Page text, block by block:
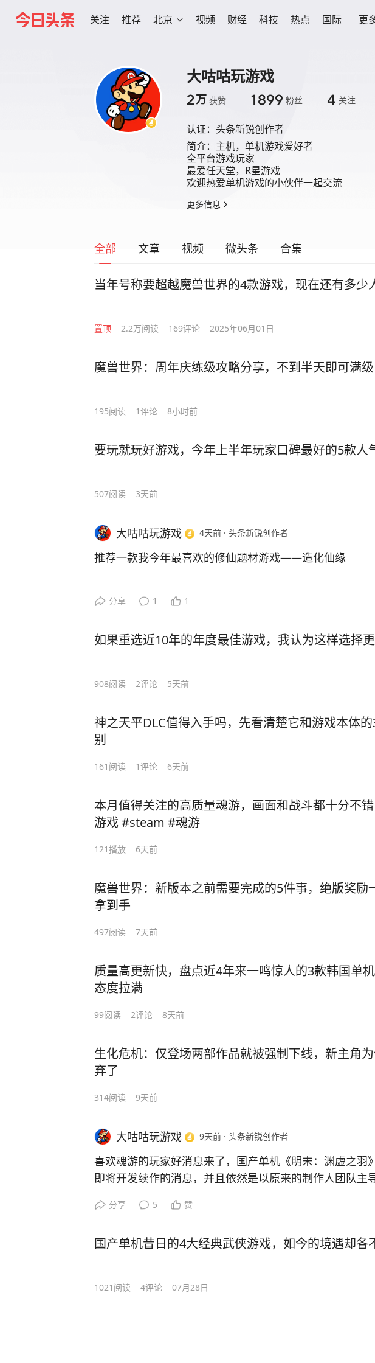
关注 推荐 北京 视频 财经 科技 热点 国际 更
大咕咕玩游戏
2万 获赞 1899 粉丝 4 关注
认证： 头条新锐创作者
简介： 主机，单机游戏爱好者
全平台游戏玩家
最爱任天堂，R星游戏
欢迎热爱单机游戏的小伙伴一起交流
更多信息
全部 文章 视频 微头条 合集
当年号称要超越魔兽世界的4款游戏，现在还有多少
置顶 2.2万阅读 169评论 2025年06月01日
魔兽世界：周年庆练级攻略分享，不到半天即可满级
195阅读 1评论 8小时前
要玩就玩好游戏，今年上半年玩家口碑最好的5款人
507阅读 3天前
大咕咕玩游戏 4天前 · 头条新锐创作者
推荐一款我今年最喜欢的修仙题材游戏——造化仙缘
单，功法搭配也浅显易懂，地图探索类似于半开放世界，
备的功法数量取决于自身丹田的大小，丹田类似于别的游
剧情也是我玩过的修仙题材游戏里最对我胃口的，有早期
的味道，虽然说没有高质量的剧情对白啥的，但是对于喜
目前游戏只有EA版本，3条主线分支只做完了一条，另外
官方发的更新计划可能还得等半年到1年，不过目前完成的
足够玩上20~30小时了，还是相当值得入手的。
分享 1 1
如果重选近10年的年度最佳游戏，我认为这样选择
908阅读 2评论 5天前
神之天平DLC值得入手吗，先看清楚它和游戏本体
别
161 阅读 1评论 6天前
本月值得关注的高质量魂游，画面和战斗都十分不
游戏 #steam #魂游
121播放 6天前
魔兽世界：新版本之前需要完成的5件事，绝版奖励
拿到手
497阅读 7天前
质量高更新快，盘点近4年来一鸣惊人的3款韩国单机
态度拉满
99阅读 2评论 8天前
生化危机：仅登场两部作品就被强制下线，新主角
弃了
314阅读 9天前
大咕咕玩游戏 9天前 · 头条新锐创作者
喜欢魂游的玩家好消息来了，国产单机《明末：渊虚之羽
即将开发续作的消息，并且依然是以原来的制作人团队主导
明末这款游戏也是一路坎坷，显示去年发售的时候因为优
至一度掉到了多半差评。
之后随着多次更新之后游戏体验和优化逐渐完善，但是由
分享 5 赞
国产单机昔日的4大经典武侠游戏，如今的境遇却各
1021 阅读 4评论 07月28日